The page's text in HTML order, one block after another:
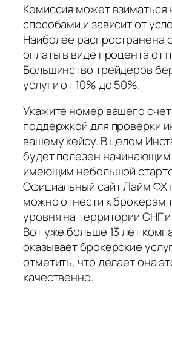
Комиссия может взиматься
способами и зависит от
Наиболее распространена
оплаты в виде процента от
Большинство трейдеров
услуги от 10% до 50%.
Укажите номер вашего счет
поддержкой для проверки
вашему кейсу. В целом
будет полезен
имеющим небольшой
Официальный сайт Лайм ФХ
можно отнести к брокерам
уровня на территории СНГ
Вот уже больше 13 лет
оказывает брокерские
отметить, что делает она
качественно.